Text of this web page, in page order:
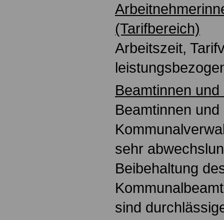
(Tarifbereich)
Arbeitszeit,
Beamtinnen
Beamtinnen
sehr
Beibehaltung
sind